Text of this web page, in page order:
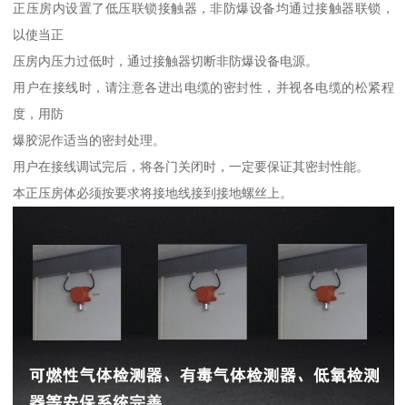
正压房内设置了低压联锁接触器，非防爆设备均通过接触器联锁，
以使当正
压房内压力过低时，通过接触器切断非防爆设备电源。
用户在接线时，请注意各进出电缆的密封性，并视各电缆的松紧程
度，用防
爆胶泥作适当的密封处理。
用户在接线调试完后，将各门关闭时，一定要保证其密封性能。
本正压房体必须按要求将接地线接到接地螺丝上。